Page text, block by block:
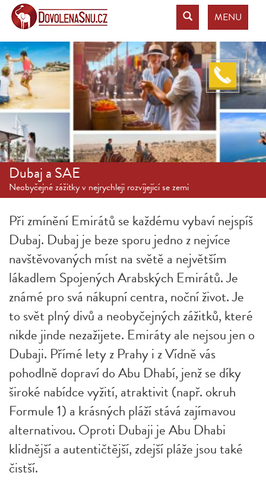
MENU
Dubaj a SAE
Neobyčejné zážitky v nejrychleji rozvíjející se zemi
Při zmínění Emirátů se každému vybaví nejspíš
Dubaj. Dubaj je beze sporu jedno z nejvíce
navštěvovaných míst na světě a největším
lákadlem Spojených Arabských Emirátů. Je
známé pro svá nákupní centra, noční život. Je
to svět plný divů a neobyčejných zážitků, které
nikde jinde nezažijete. Emiráty ale nejsou jen o
Dubaji. Přímé lety z Prahy i z Vídně vás
pohodlně dopraví do Abu Dhabí, jenž se díky
široké nabídce vyžití, atraktivit (např. okruh
Formule 1) a krásných pláží stává zajímavou
alternativou. Oproti Dubaji je Abu Dhabi
klidnější a autentičtější, zdejší pláže jsou také
čistší.